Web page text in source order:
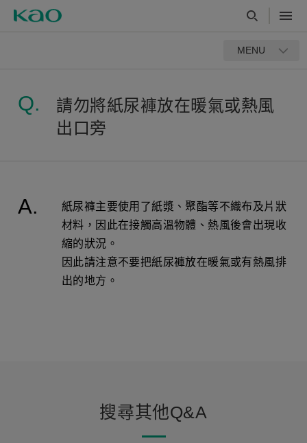
MENU
請勿將紙尿褲放在暖氣或熱風
出口旁
紙尿褲主要使用了紙漿、聚酯等不織布及片狀
材料，因此在接觸高溫物體、熱風後會出現收
縮的狀況。
因此請注意不要把紙尿褲放在暖氣或有熱風排
出的地方。
搜尋其他Q&A